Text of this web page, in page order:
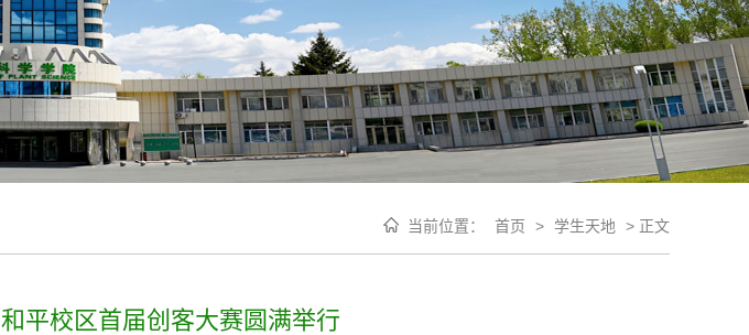
当前位置： 首页 > 学生天地 > 正文
和平校区首届创客大赛圆满举行